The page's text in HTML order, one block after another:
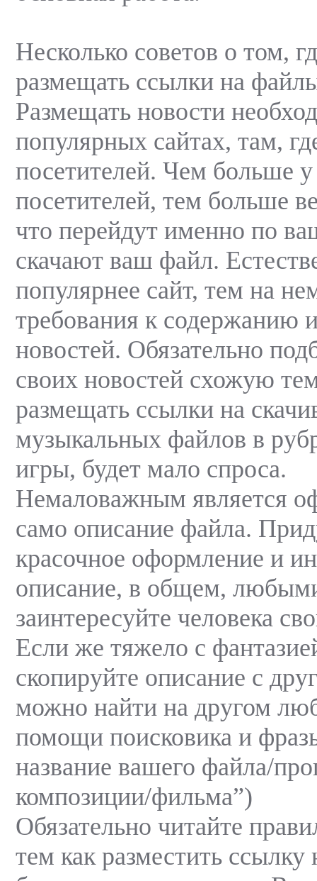
Несколько советов о том,
размещать ссылки на
Размещать новости
популярных сайтах, там,
посетителей. Чем больше у
посетителей, тем больше
что перейдут именно по
скачают ваш файл.
популярнее сайт, тем на
требования к содержанию
новостей. Обязательно
своих новостей схожую
размещать ссылки на
музыкальных файлов в
игры, будет мало спроса.
Немаловажным является
само описание файла.
красочное оформление и
описание, в общем,
заинтересуйте человека
Если же тяжело с
скопируйте описание с
можно найти на другом
помощи поисковика и
название вашего файла/
композиции/фильма”)
Обязательно читайте
тем как разместить